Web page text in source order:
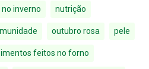
inverno nutrição
outubro rosa pele
feitos no forno